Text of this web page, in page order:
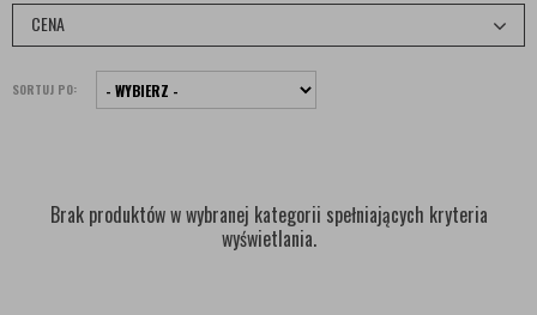
CENA
SORTUJ PO:
Brak produktów w wybranej kategorii spełniających kryteria
wyświetlania.